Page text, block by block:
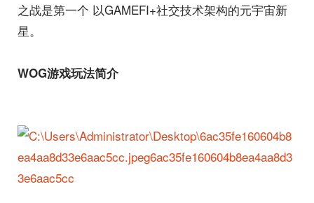
之战是第一个 以GAMEFI+社交技术架构的元宇宙新
星。
WOG游戏玩法简介